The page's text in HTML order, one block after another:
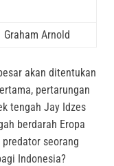
Graham Arnold
akan ditentukan
pertarungan
tengah Jay Idzes
berdarah Eropa
seorang
Indonesia?